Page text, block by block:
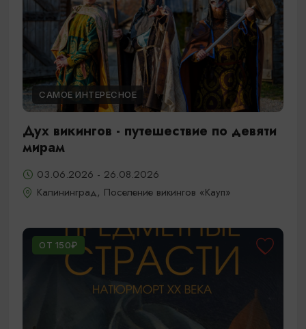
САМОЕ ИНТЕРЕСНОЕ
Дух викингов - путешествие по девяти
мирам
03.06.2026 - 26.08.2026
Калининград, Поселение викингов «Кауп»
ОТ 150₽